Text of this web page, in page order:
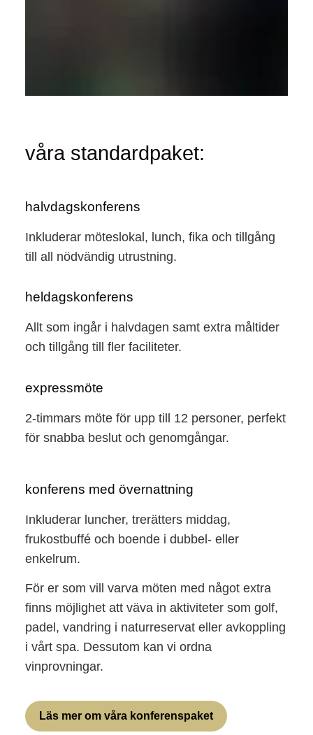
våra standardpaket:
halvdagskonferens
Inkluderar möteslokal, lunch, fika och tillgång
till all nödvändig utrustning.
heldagskonferens
Allt som ingår i halvdagen samt extra måltider
och tillgång till fler faciliteter.
expressmöte
2-timmars möte för upp till 12 personer, perfekt
för snabba beslut och genomgångar.
konferens med övernattning
Inkluderar luncher, trerätters middag,
frukostbuffé och boende i dubbel- eller
enkelrum.
För er som vill varva möten med något extra
finns möjlighet att väva in aktiviteter som golf,
padel, vandring i naturreservat eller avkoppling
i vårt spa. Dessutom kan vi ordna
vinprovningar.
Läs mer om våra konferenspaket